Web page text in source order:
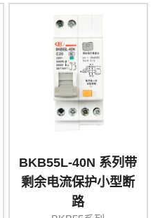
BKB55L-40N 系列带
剩余电流保护小型断
路